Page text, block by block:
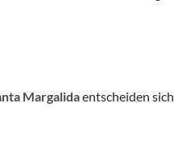
Margalidaentscheiden sich